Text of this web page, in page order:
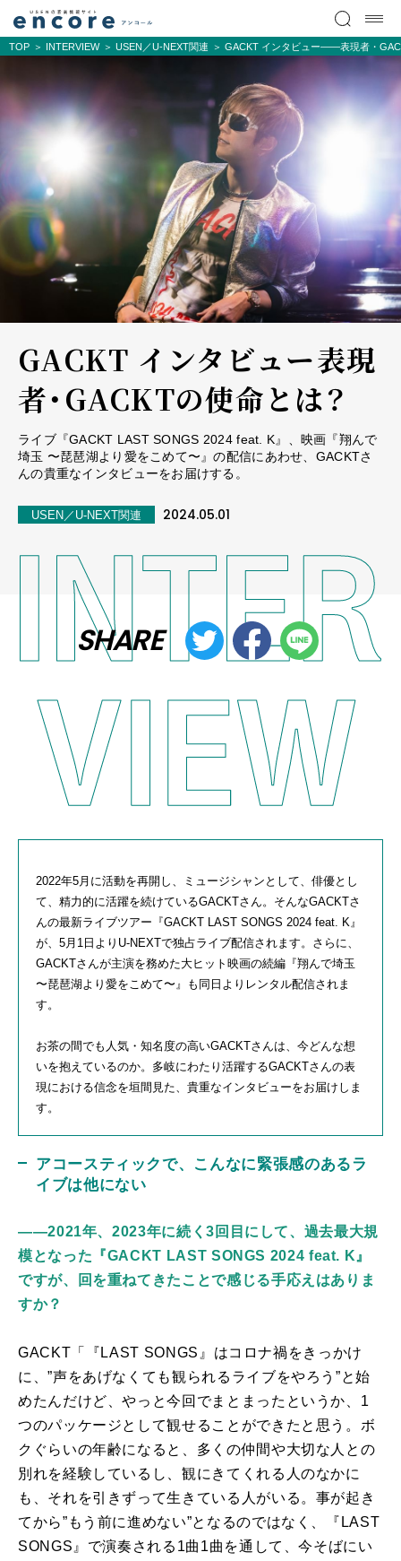
TOP INTERVIEW USEN／U-NEXT関連 GACKT インタビュー――表現者・
GACKT インタビュー――表現
者・GACKTの使命とは？
ライブ『GACKT LAST SONGS 2024 feat. K』、映画『翔んで
埼玉 〜琵琶湖より愛をこめて〜』の配信にあわせ、GACKTさ
んの貴重なインタビューをお届けする。
USEN／U-NEXT関連 2024.05.01
SHARE
2022年5 月に活動を再開し、ミュージシャンとして、俳優とし
て、精力的に活躍を続けているGACKTさん。そんなGACKTさ
んの最新ライブツアー『GACKT LAST SONGS 2024 feat. K 』
が、 5 月 1 日より U-NEXTで独占ライブ配信されます。さらに、
GACKTさんが主演を務めた大ヒット映画の続編『翔んで埼玉
〜琵琶湖より愛をこめて〜』も同日よりレンタル配信されま
す。
お茶の間でも人気・知名度の高いGACKTさんは、今どんな想
いを抱えているのか。多岐にわたり活躍するGACKTさんの表
現における信念を垣間見た、貴重なインタビューをお届けしま
す。
アコースティックで、こんなに緊張感のあるラ
イブは他にない
——2021年、2023年に続く3回目にして、過去最大規
模となった『GACKT LAST SONGS 2024 feat. K』
ですが、回を重ねてきたことで感じる手応えはありま
すか？
GACKT「『 LAST SONGS 』はコロナ禍をきっかけ
に、”声をあげなくても観られるライブをやろう”と始
めたんだけど、やっと今回でまとまったというか、 1
つのパッケージとして観せることができたと思う。ボ
クぐらいの年齢になると、多くの仲間や大切な人との
別れを経験しているし、観にきてくれる人のなかに
も、それを引きずって生きている人がいる。事が起き
てから”もう前に進めない”となるのではなく、『 LAST
SONGS 』で演奏される 1曲 1曲を通して、今そばにい